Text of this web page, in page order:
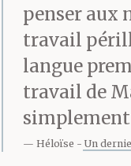
vers le
é: il est
vouloir
dévier
Max me
penser aux
travail
langue
travail de
Héloïse Un